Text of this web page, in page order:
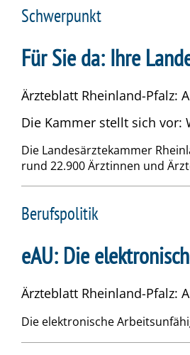
Schwerpunkt
Für Sie da: Ihre
Ärzteblatt Rheinland-Pfalz:
Die Kammer stellt sich vor:
Die Landesärztekammer
rund 22.900 Ärztinnen und
Berufspolitik
eAU: Die
Ärzteblatt Rheinland-Pfalz:
Die elektronische